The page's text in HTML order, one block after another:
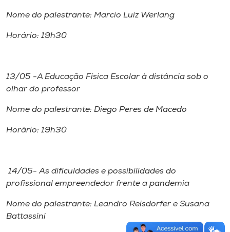
Nome do palestrante: Marcio Luiz Werlang
Horário: 19h30
13/05 -A Educação Física Escolar à distância sob o
olhar do professor
Nome do palestrante: Diego Peres de Macedo
Horário: 19h30
14/05- As dificuldades e possibilidades do
profissional empreendedor frente a pandemia
Nome do palestrante: Leandro Reisdorfer e Susana
Battassini